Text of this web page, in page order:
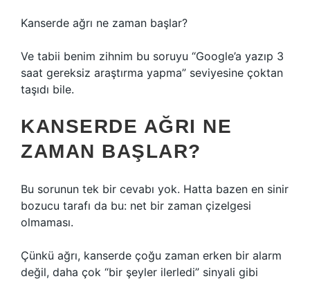
Kanserde ağrı ne zaman başlar?
Ve tabii benim zihnim bu soruyu “Google’a yazıp 3
saat gereksiz araştırma yapma” seviyesine çoktan
taşıdı bile.
KANSERDE AĞRI NE
ZAMAN BAŞLAR?
Bu sorunun tek bir cevabı yok. Hatta bazen en sinir
bozucu tarafı da bu: net bir zaman çizelgesi
olmaması.
Çünkü ağrı, kanserde çoğu zaman erken bir alarm
değil, daha çok “bir şeyler ilerledi” sinyali gibi